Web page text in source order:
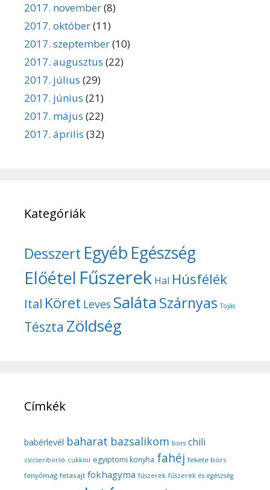
2017. november(8)
2017. október(11)
2017. szeptember(10)
2017. augusztus (22)
2017. július (29)
2017. június (21)
2017. május (22)
2017. április (32)
Kategóriák
Desszert Egyéb Egészség
Előétel Fűszerek Hal Húsfélék
Ital Köret Leves SalátaSzárnyas Tojás
Tészta Zöldség
Címkék
babérlevél baharat bazsalikom bors chili
csicseriborsó cukkíni egyiptomi konyha fahéj fekete bors
fenyőmag fetasajt fokhagyma fűszerek fűszerek és egészség